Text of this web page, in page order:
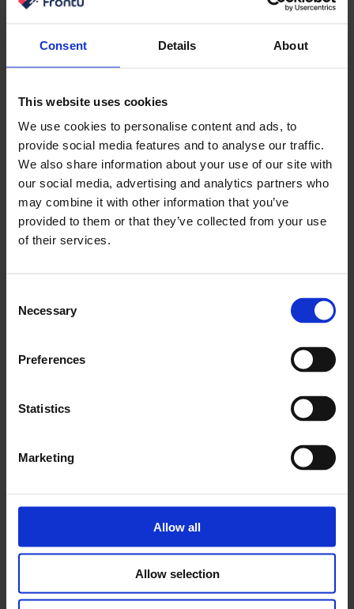
Consent Details About
This website uses cookies
We use cookies to personalise content and ads, to
provide social media features and to analyse our traffic.
We also share information about your use of our site with
our social media, advertising and analytics partners who
may combine it with other information that you’ve
provided to them or that they’ve collected from your use
of their services.
Selection
Necessary
Preferences
Statistics
Marketing
Allow all
Allow selection
vracať, pridávať nové informácie, pridávať nové listy
aktuálny stav úlohy.
k dispozícii všetky nástroje potrebné na riadenie
procesu údržby v reálnom čase. Vďaka cloudovému
systému sú všetky požiadavky na dodržiavanie
predpisov, bezpečnostné poznámky a všeobecné
know-how o úlohe zahrnuté v centralizovanom, ľahko
prístupnom systéme.
Lepšia viditeľnosť, prístupnosť a
Ak sa rozhodnete pre tlačenú formu, proces správy
papierových objednávok znamená, že k požiadavkám
na prácu, údržbe a servisným požiadavkám bude mať
prístup len osoba, ktorá má daný dokument. Ak sa
ktorý podporuje pracovné príkazy na údržbu, umožníte
prístup prostredníctvom mobilného zariadenia.
požiadavka na prácu riadne spracovaná, ale môžu
prácu dokončiť rýchlejšie, pretože nemusia odovzdávať
papierové formuláre.
Znížte náklady a plánujte dopredu